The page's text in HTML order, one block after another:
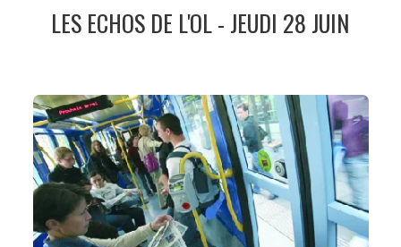
LES ECHOS DE L'OL - JEUDI 28 JUIN